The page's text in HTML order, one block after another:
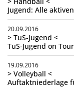
Jugend: Alle
20.09.2016
> TuS-Jugend <
TuS-Jugend on
19.09.2016
> Volleyball <
Auftaktniederlage